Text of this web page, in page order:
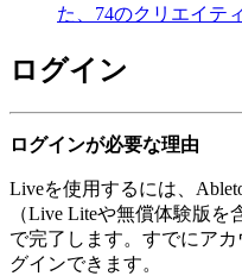
た、74のクリエイテ
ログイン
ログインが必要な理由
Liveを使用するには、
（Live Liteや無償体験版
で完了します。すでにア
グインできます。